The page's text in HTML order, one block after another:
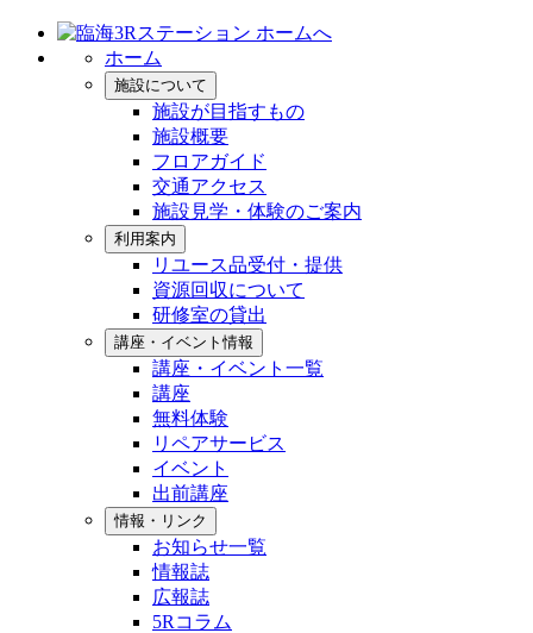
ホーム
施設について
施設が目指すもの
施設概要
フロアガイド
交通アクセス
施設見学・体験のご案内
利用案内
リユース品受付・提供
資源回収について
研修室の貸出
講座・イベント情報
講座・イベント一覧
講座
無料体験
リペアサービス
イベント
出前講座
情報・リンク
お知らせ一覧
情報誌
広報誌
5Rコラム